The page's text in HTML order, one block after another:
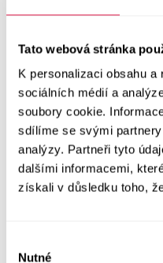
Tato webová stránka
K personalizaci obsahu
sociálních médií a
soubory cookie.
sdílíme se svými
analýzy. Partneři tyto
dalšími informacemi,
získali v důsledku toho,
Nutné
Šaty a
Vše v
NOVINKY